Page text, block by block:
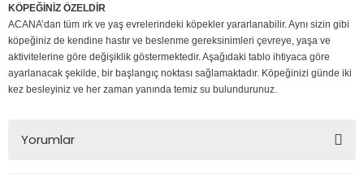
KÖPEĞİNİZ ÖZELDİR
ACANA’dan tüm ırk ve yaş evrelerindeki köpekler yararlanabilir. Aynı sizin gibi
köpeğiniz de kendine hastır ve beslenme gereksinimleri çevreye, yaşa ve
aktivitelerine göre değişiklik göstermektedir. Aşağıdaki tablo ihtiyaca göre
ayarlanacak şekilde, bir başlangıç noktası sağlamaktadır. Köpeğinizi günde iki
kez besleyiniz ve her zaman yanında temiz su bulundurunuz.
Yorumlar